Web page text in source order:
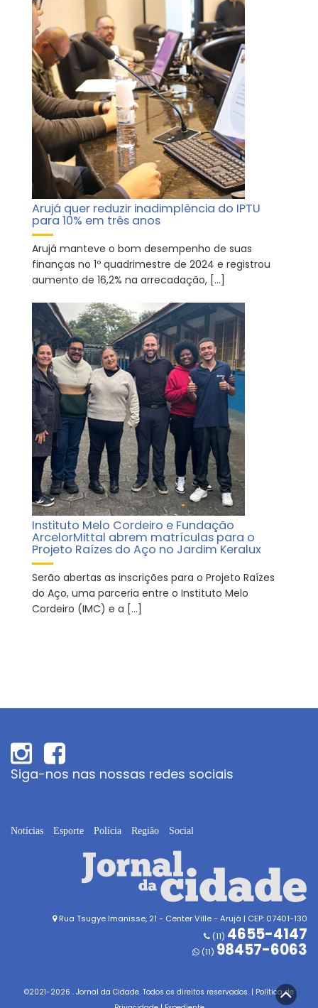
Arujá quer reduzir inadimplência do IPTU
para 10% em três anos
Arujá manteve o bom desempenho de suas
finanças no 1º quadrimestre de 2024 e registrou
aumento de 16,2% na arrecadação, […]
Instituto Melo Cordeiro e Fundação
ArcelorMittal abrem matrículas para o
Projeto Raízes do Aço no Jardim Keralux
Serão abertas as inscrições para o Projeto Raízes
do Aço, uma parceria entre o Instituto Melo
Cordeiro (IMC) e a […]
Siga-nos nas nossas redes sociais
Notícias Esporte Polícia Região Social
Rua Tsugye Imanisse, 21 - Center Ville - Arujá | CEP: 07401-130
(11) 4655-4147
(11) 98457-6063
©2021-2026 . Jornal da Cidade. Todos os direitos reservados. | Política de